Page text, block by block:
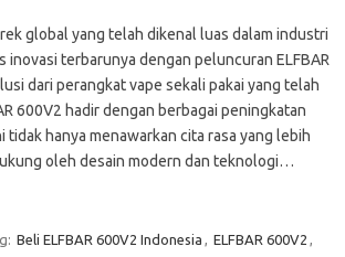
global yang telah dikenal luas dalam industri
inovasi terbarunya dengan peluncuran ELFBAR
dari perangkat vape sekali pakai yang telah
600V2 hadir dengan berbagai peningkatan
tidak hanya menawarkan cita rasa yang lebih
oleh desain modern dan teknologi…
Beli ELFBAR 600V2 Indonesia , ELFBAR 600V2 ,